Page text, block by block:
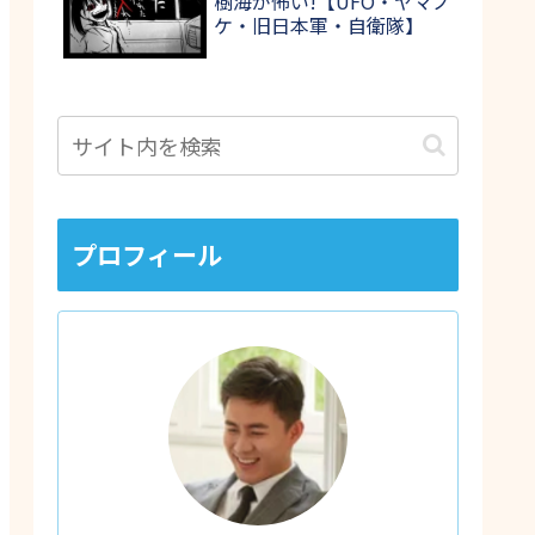
ケ・旧日本軍・自衛隊】
プロフィール